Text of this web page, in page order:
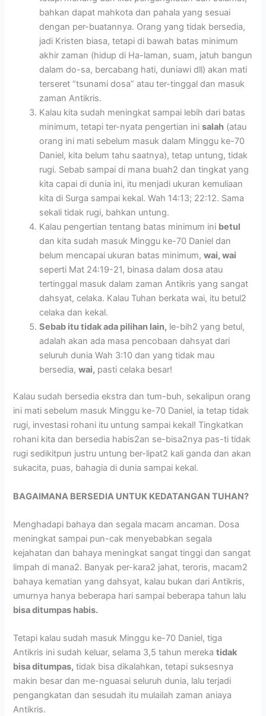
bahkan dapat mahkota dan pahala yang sesuai
dengan per-buatannya. Orang yang tidak bersedia,
jadi Kristen biasa, tetapi di bawah batas minimum
akhir zaman (hidup di Ha-laman, suam, jatuh bangun
dalam do-sa, bercabang hati, duniawi dll) akan mati
terseret “tsunami dosa” atau ter-tinggal dan masuk
zaman Antikris.
Kalau kita sudah meningkat sampai lebih dari batas
minimum, tetapi ter-nyata pengertian inisalah (atau
orang ini mati sebelum masuk dalam Minggu ke-70
Daniel, kita belum tahu saatnya), tetap untung, tidak
rugi. Sebab sampai di mana buah2 dan tingkat yang
kita capai di dunia ini, itu menjadi ukuran kemuliaan
kita di Surga sampai kekal. Wah 14:13; 22:12. Sama
sekali tidak rugi, bahkan untung.
Kalau pengertian tentang batas minimum ini betul
dan kita sudah masuk Minggu ke-70 Daniel dan
belum mencapai ukuran batas minimum,wai, wai
seperti Mat 24:19-21, binasa dalam dosa atau
tertinggal masuk dalam zaman Antikris yang sangat
dahsyat, celaka. Kalau Tuhan berkata wai, itu betul2
celaka dan kekal.
Sebab itu tidak ada pilihan lain, le-bih2 yang betul,
adalah akan ada masa pencobaan dahsyat dari
seluruh dunia Wah 3:10 dan yang tidak mau
bersedia,wai, pasti celaka besar!
Kalau sudah bersedia ekstra dan tum-buh, sekalipun orang
ini mati sebelum masuk Minggu ke-70 Daniel, ia tetap tidak
rugi, investasi rohani itu untung sampai kekal! Tingkatkan
rohani kita dan bersedia habis2an se-bisa2nya pas-ti tidak
rugi sedikitpun justru untung ber-lipat2 kali ganda dan akan
sukacita, puas, bahagia di dunia sampai kekal.
BAGAIMANA BERSEDIA UNTUK KEDATANGAN TUHAN?
Menghadapi bahaya dan segala macam ancaman. Dosa
meningkat sampai pun-cak menyebabkan segala
kejahatan dan bahaya meningkat sangat tinggi dan sangat
limpah di mana2. Banyak per-kara2 jahat, teroris, macam2
bahaya kematian yang dahsyat, kalau bukan dari Antikris,
umurnya hanya beberapa hari sampai beberapa tahun lalu
bisa ditumpas habis.
Tetapi kalau sudah masuk Minggu ke-70 Daniel, tiga
Antikris ini sudah keluar, selama 3,5 tahun merekatidak
bisa ditumpas, tidak bisa dikalahkan, tetapi suksesnya
makin besar dan me-nguasai seluruh dunia, lalu terjadi
pengangkatan dan sesudah itu mulailah zaman aniaya
Antikris.